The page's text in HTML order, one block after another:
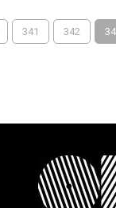
341 342